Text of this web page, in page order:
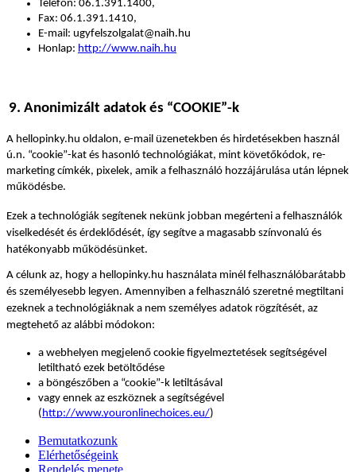
Telefon: 06.1.391.1400,
Fax: 06.1.391.1410,
E-mail: ugyfelszolgalat@naih.hu
Honlap: http://www.naih.hu
9. Anonimizált adatok és “COOKIE”-k
A hellopinky.hu oldalon, e-mail üzenetekben és hirdetésekben használ
ú.n. “cookie”-kat és hasonló technológiákat, mint követőkódok, re-
marketing címkék, pixelek, amik a felhasználó hozzájárulása után lépnek
működésbe.
Ezek a technológiák segítenek nekünk jobban megérteni a felhasználók
viselkedését és érdeklődését, így segítve a magasabb színvonalú és
hatékonyabb működésünket.
A célunk az, hogy a hellopinky.hu használata minél felhasználóbarátabb
és személyesebb legyen. Amennyiben a felhasználó szeretné megtiltani
ezeknek a technológiáknak a nem személyes adatok rögzítését, az
megtehető az alábbi módokon:
a webhelyen megjelenő cookie figyelmeztetések segítségével
letiltható ezek betöltődése
a böngészőben a “cookie”-k letiltásával
vagy ennek az eszköznek a segítségével
( http://www.youronlinechoices.eu/)
Bemutatkozunk
Elérhetőségeink
Rendelés menete